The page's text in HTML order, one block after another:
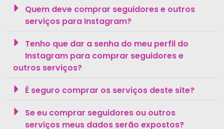
Quem deve comprar seguidores e outros
serviços para Instagram?
Tenho que dar a senha do meu perfil do
Instagram para comprar seguidores e
outros serviços?
É seguro comprar os serviços deste site?
Se eu comprar seguidores ou outros
serviços meus dados serão expostos?